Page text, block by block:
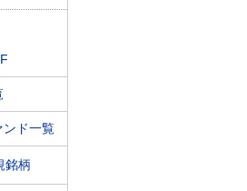
ンド一覧
銘柄